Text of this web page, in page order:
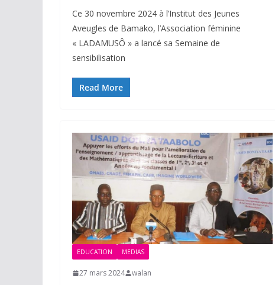
Ce 30 novembre 2024 à l’Institut des Jeunes
Aveugles de Bamako, l’Association féminine
« LADAMUSÔ » a lancé sa Semaine de
sensibilisation
Read More
EDUCATION MEDIAS
27 mars 2024 walan